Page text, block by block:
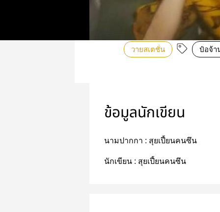
วายสเตชั่น ป๋อจ้า
ข้อมูลนักเขียน
นามปากกา : สุยเปี้ยนคนซึน
นักเขียน : สุยเปี้ยนคนซึน